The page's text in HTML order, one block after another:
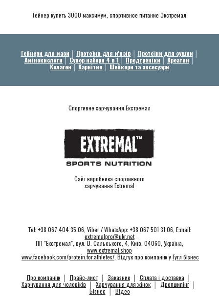
Гейнер купить 3000 максимум, спортивное питание Экстремал
Гейнери для маси │ Протеїни для м'язів │ Протеїни для сушки │
Амінокислоти │ Супер набори 4 в 1 │ Предтреніки │ Креатин │
Колаген │ Карнітин │ Шейкери та аксесуари
Спортивне харчування Екстремал
Сайт виробника спортивного
харчування Extremal
Tel: +38 067 404 35 06, Viber / WhatsApp: +38 067 501 31 06, E:mail:
extremalpro@ukr.net
ПП "Екстремал", вул. В. Сальського, 4, Київ, 04060, Україна,
www.extremal.shop
www.facebook.com/protein.for.athletes/ , Відгук про компанію уГугл бізнес
Про компанію │ Прайс-лист │ Заказник │ Сплата і доставка │
Харчування для чоловіків │ Харчування для жінок │ Дропшипінг │
Бізнес │ Відео